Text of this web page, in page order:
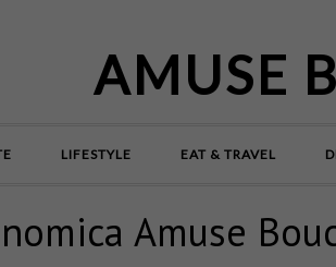
AMUSE
LIFESTYLE EAT & TRAVEL
Amuse